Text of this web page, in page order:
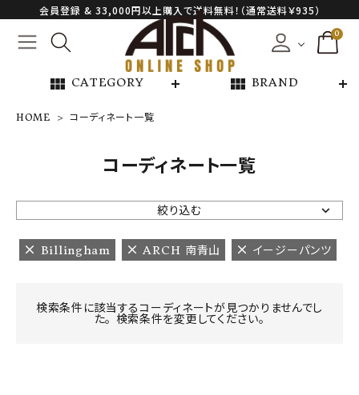
会員登録 & 33,000円以上購入で送料無料！（通常送料￥935）
0
view_module CATEGORY view_module BRAND
NEW ARRIVAL
ARCH EXCLUSIVE
BRAND
HOME コーディネート一覧
コーディネート一覧
絞り込む
Billingham ARCH 南青山 イージーパンツ
検索条件に該当するコーディネートが見つかりませんでし
た。 検索条件を変更してください。